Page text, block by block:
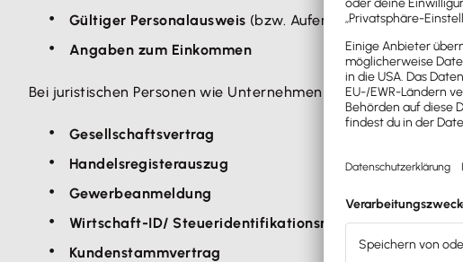
Gültiger Personalausweis (bzw. Aufenthaltstitel bei
Angaben zum Einkommen
Bei juristischen Personen wie Unternehmen oder Vereinen sind
Gesellschaftsvertrag
Handelsregisterauszug
Gewerbeanmeldung
Wirtschaft-ID/ Steueridentifikationsnummer
Kundenstammvertrag